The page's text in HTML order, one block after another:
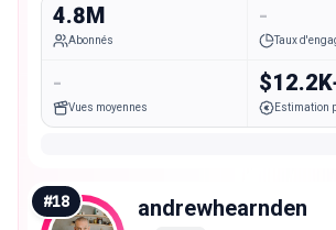
4.8M
Abonnés
-
Taux
-
Vues moyennes Estimation
#18 andrewhearnden